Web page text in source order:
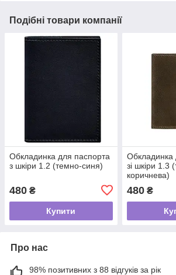
Подібні товари компанії
Обкладинка для паспорта
з шкіри 1.2 (темно-синя)
480 ₴
Купити
Обкладинка
зі шкіри 1.3
коричнева)
480₴
Про нас
98% позитивних з 88 відгуків за рік